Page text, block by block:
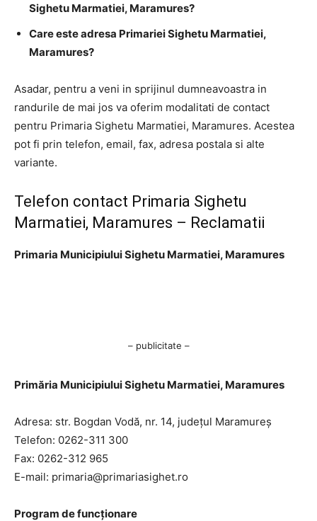
Sighetu Marmatiei, Maramures?
Care este adresa Primariei Sighetu Marmatiei,
Maramures?
Asadar, pentru a veni in sprijinul dumneavoastra in
randurile de mai jos va oferim modalitati de contact
pentru Primaria Sighetu Marmatiei, Maramures. Acestea
pot fi prin telefon, email, fax, adresa postala si alte
variante.
Telefon contact Primaria Sighetu
Marmatiei, Maramures – Reclamatii
Primaria Municipiului Sighetu Marmatiei, Maramures
– publicitate –
Primăria Municipiului Sighetu Marmatiei, Maramures
Adresa: str. Bogdan Vodă, nr. 14, județul Maramureș
Telefon: 0262-311 300
Fax: 0262-312 965
E-mail: primaria@primariasighet.ro
Program de funcționare